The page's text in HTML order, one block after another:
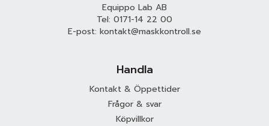
Equippo Lab AB
Tel: 0171-14 22 00
E-post: kontakt@maskkontroll.se
Handla
Kontakt & Öppettider
Frågor & svar
Köpvillkor